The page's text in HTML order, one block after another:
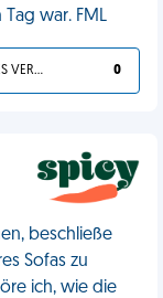
war. FML
DU HAST ES VERDIENT 0
beschließe
Sofas zu
ich, wie die